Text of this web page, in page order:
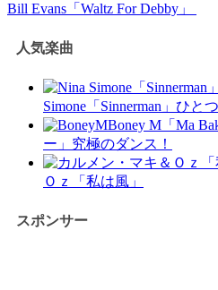
Bill Evans「Waltz For Debby」
人気楽曲
Simone「Sinnerman」ひと
Boney M「Ma
ー」究極のダンス！
Ｏｚ「私は風」
スポンサー